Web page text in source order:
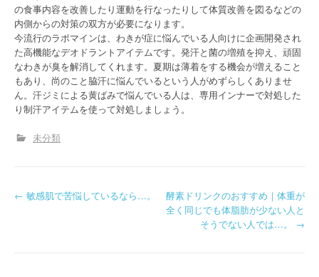
の食事内容を改善したり運動を行なったりして体質改善を図るなどの
内側からの対策の双方が必要になります。
今流行のラポマインは、わきが症に悩んでいる人向けに企画開発され
た高機能なデオドラントアイテムです。発汗と菌の増殖を抑え、頑固
なわきが臭を解消してくれます。夏期は薄着をする機会が増えること
もあり、尚のこと脇汗に悩んでいるという人がめずらしくありませ
ん。汗ジミによる黄ばみで悩んでいる人は、専用インナーで対処した
り制汗アイテムを使って対処しましょう。
未分類
P
← 敏感肌で苦悩しているなら…。
酵素ドリンクのおすすめ｜体重が
全く同じでも体脂肪が少ない人と
そうでない人では…。 →